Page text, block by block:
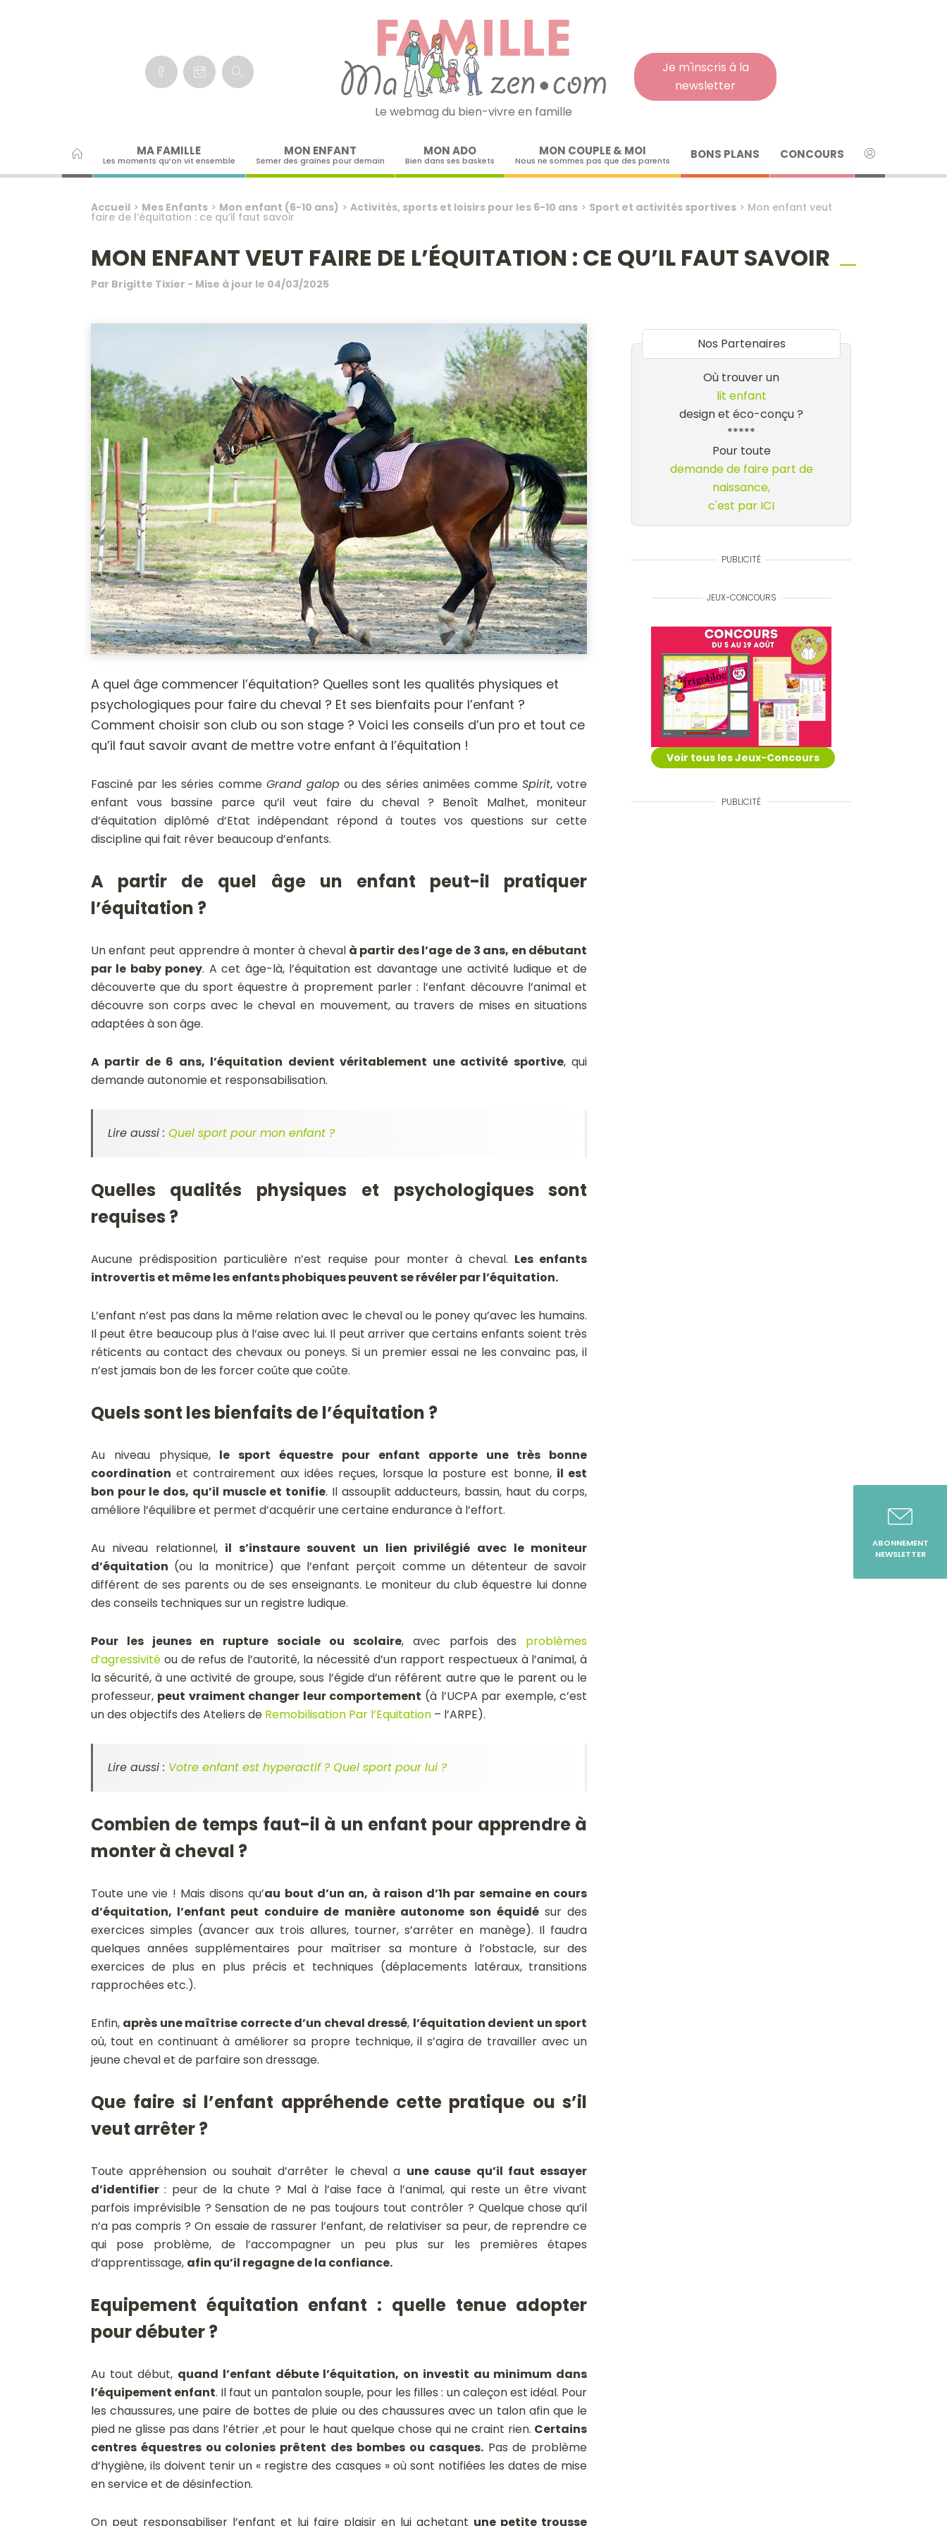
Je m'inscris à la
newsletter
Le webmag du bien-vivre en famille
MA FAMILLE
Les moments qu’on vit ensemble
MON ENFANT
Semer des graines pour demain
MON ADO
Bien dans ses baskets
MON COUPLE & MOI
Nous ne sommes pas que des parents BONS PLANS CONCOURS
Accueil> Mes Enfants> Mon enfant (6-10 ans) > Activités, sports et loisirs pour les 6-10 ans> Sport et activités sportives> Mon enfant veut
faire de l’équitation : ce qu’il faut savoir
MON ENFANT VEUT FAIRE DE L’ÉQUITATION : CE QU’IL FAUT SAVOIR
Par Brigitte Tixier - Mise à jour le 04/03/2025
A quel âge commencer l’équitation? Quelles sont les qualités physiques et
psychologiques pour faire du cheval ? Et ses bienfaits pour l’enfant ?
Comment choisir son club ou son stage ? Voici les conseils d’un pro et tout ce
qu’il faut savoir avant de mettre votre enfant à l’équitation !
Fasciné par les séries comme Grand galopou des séries animées commeSpirit, votre
enfant vous bassine parce qu’il veut faire du cheval ? Benoît Malhet, moniteur
d’équitation diplômé d’Etat indépendant répond à toutes vos questions sur cette
discipline qui fait rêver beaucoup d’enfants.
A partir de quel âge un enfant peut-il pratiquer
l’équitation ?
Un enfant peut apprendre à monter à chevalà partir des l’age de 3 ans, en débutant
par le baby poney. A cet âge-là, l’équitation est davantage une activité ludique et de
découverte que du sport équestre à proprement parler : l’enfant découvre l’animal et
découvre son corps avec le cheval en mouvement, au travers de mises en situations
adaptées à son âge.
A partir de 6 ans, l’équitation devient véritablement une activité sportive, qui
demande autonomie et responsabilisation.
Lire aussi : Quel sport pour mon enfant ?
Quelles qualités physiques et psychologiques sont
requises ?
Aucune prédisposition particulière n’est requise pour monter à cheval. Les enfants
introvertis et même les enfants phobiques peuvent se révéler par l’équitation.
L’enfant n’est pas dans la même relation avec le cheval ou le poney qu’avec les humains.
Il peut être beaucoup plus à l’aise avec lui. Il peut arriver que certains enfants soient très
réticents au contact des chevaux ou poneys. Si un premier essai ne les convainc pas, il
n’est jamais bon de les forcer coûte que coûte.
Quels sont les bienfaits de l’équitation ?
Au niveau physique, le sport équestre pour enfant apporte une très bonne
coordination et contrairement aux idées reçues, lorsque la posture est bonne, il est
bon pour le dos, qu’il muscle et tonifie. Il assouplit adducteurs, bassin, haut du corps,
améliore l’équilibre et permet d’acquérir une certaine endurance à l’effort.
Au niveau relationnel, il s’instaure souvent un lien privilégié avec le moniteur
d’équitation (ou la monitrice) que l’enfant perçoit comme un détenteur de savoir
différent de ses parents ou de ses enseignants. Le moniteur du club équestre lui donne
des conseils techniques sur un registre ludique.
Pour les jeunes en rupture sociale ou scolaire, avec parfois des problèmes
d’agressivitéou de refus de l’autorité, la nécessité d’un rapport respectueux à l’animal, à
la sécurité, à une activité de groupe, sous l’égide d’un référent autre que le parent ou le
professeur, peut vraiment changer leur comportement (à l’UCPA par exemple, c’est
un des objectifs des Ateliers de Remobilisation Par l’Equitation– l’ARPE).
Lire aussi : Votre enfant est hyperactif ? Quel sport pour lui ?
Combien de temps faut-il à un enfant pour apprendre à
monter à cheval ?
Toute une vie ! Mais disons qu’au bout d’un an, à raison d’1h par semaine en cours
d’équitation, l’enfant peut conduire de manière autonome son équidésur des
exercices simples (avancer aux trois allures, tourner, s’arrêter en manège). Il faudra
quelques années supplémentaires pour maîtriser sa monture à l’obstacle, sur des
exercices de plus en plus précis et techniques (déplacements latéraux, transitions
rapprochées etc.).
Enfin, après une maîtrise correcte d’un cheval dressé, l’équitation devient un sport
où, tout en continuant à améliorer sa propre technique, il s’agira de travailler avec un
jeune cheval et de parfaire son dressage.
Que faire si l’enfant appréhende cette pratique ou s’il
veut arrêter ?
Toute appréhension ou souhait d’arrêter le cheval a une cause qu’il faut essayer
d’identifier: peur de la chute ? Mal à l’aise face à l’animal, qui reste un être vivant
parfois imprévisible ? Sensation de ne pas toujours tout contrôler ? Quelque chose qu’il
n’a pas compris ? On essaie de rassurer l’enfant, de relativiser sa peur, de reprendre ce
qui pose problème, de l’accompagner un peu plus sur les premières étapes
d’apprentissage, afin qu’il regagne de la confiance.
Equipement équitation enfant : quelle tenue adopter
pour débuter ?
Au tout début, quand l’enfant débute l’équitation, on investit au minimum dans
l’équipement enfant. Il faut un pantalon souple, pour les filles : un caleçon est idéal. Pour
les chaussures, une paire de bottes de pluie ou des chaussures avec un talon afin que le
pied ne glisse pas dans l’étrier ,et pour le haut quelque chose qui ne craint rien. Certains
centres équestres ou colonies prêtent des bombes ou casques.Pas de problème
d’hygiène, ils doivent tenir un « registre des casques » où sont notifiées les dates de mise
en service et de désinfection.
On peut responsabiliser l’enfant et lui faire plaisir en lui achetant une petite trousse
Nos Partenaires
Où trouver un
lit enfant
design et éco-conçu ?
*****
Pour toute
demande de faire part de
naissance,
c'est par ICI
PUBLICITÉ
JEUX-CONCOURS
Voir tous les Jeux-Concours
PUBLICITÉ
ABONNEMENT
NEWSLETTER